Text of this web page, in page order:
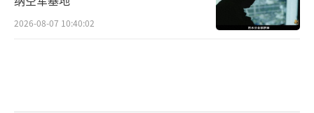
专家指出，“台湾有事”只是日本右翼妄
图摆脱“战后体制”、突破“专守防卫”原则
2026-08-07 10:40:02